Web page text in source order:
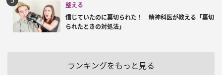
整える
信じていたのに裏切られた！ 精神科医が教える「裏切
られたときの対処法」
ランキングをもっと見る